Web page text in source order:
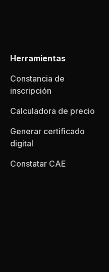
Herramientas
Constancia de
inscripción
Calculadora de precio
Generar certificado
digital
Constatar CAE